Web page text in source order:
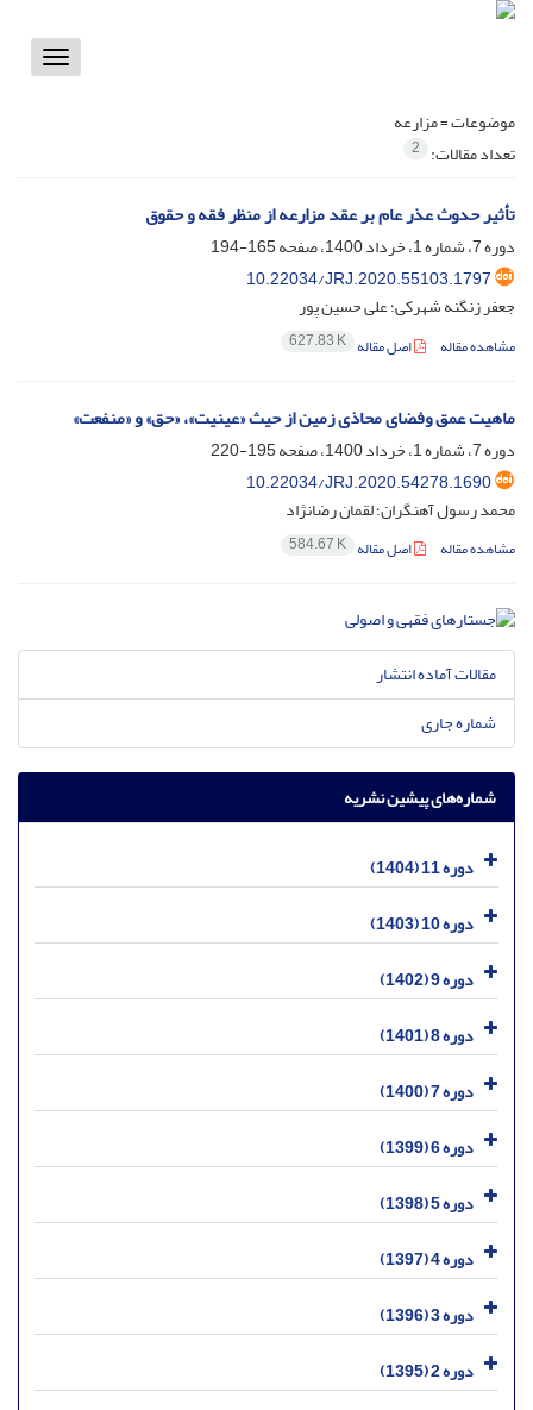
Toggle
موضوعات =مزارعه
تعداد مقالات: 2
تأثیر حدوث عذر عام بر عقد مزارعه از منظر فقه و حقوق
دوره 7، شماره 1، خرداد 1400، صفحه
165-194
10.22034/JRJ.2020.55103.1797
جعفر زنگنه شهرکی؛ علی حسین پور
مشاهده مقاله اصل مقاله 627.83 K
ماهیت عمق وفضای محاذی زمین از حیث «عینیت»، «حق» و «منفعت»
دوره 7، شماره 1، خرداد 1400، صفحه
195-220
10.22034/JRJ.2020.54278.1690
محمد رسول آهنگران؛ لقمان رضانژاد
مشاهده مقاله اصل مقاله 584.67 K
مقالات آماده انتشار
شماره جاری
شماره‌های پیشین نشریه
دوره 11 (1404)
دوره 10 (1403)
دوره 9 (1402)
دوره 8 (1401)
دوره 7 (1400)
دوره 6 (1399)
دوره 5 (1398)
دوره 4 (1397)
دوره 3 (1396)
دوره 2 (1395)